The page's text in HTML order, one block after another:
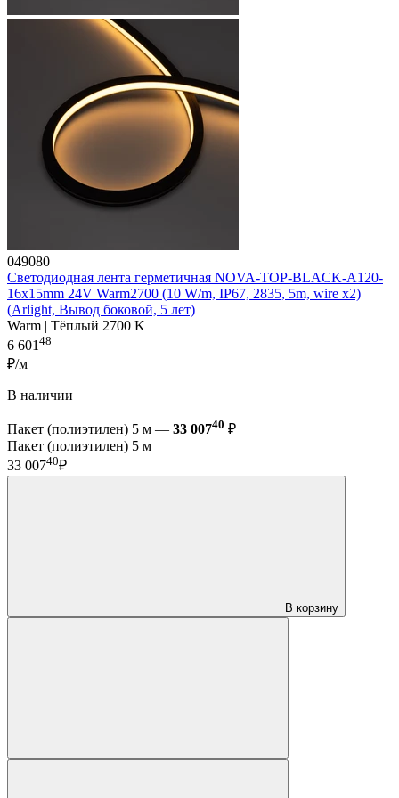
049080
Светодиодная лента герметичная NOVA-TOP-BLACK-A120-
16x15mm 24V Warm2700 (10 W/m, IP67, 2835, 5m, wire x2)
(Arlight, Вывод боковой, 5 лет)
Warm | Тёплый 2700 K
6 601 48
₽/м
В наличии
Пакет (полиэтилен) 5 м — 33 00740 ₽
Пакет (полиэтилен) 5 м
33 00740₽
В корзину